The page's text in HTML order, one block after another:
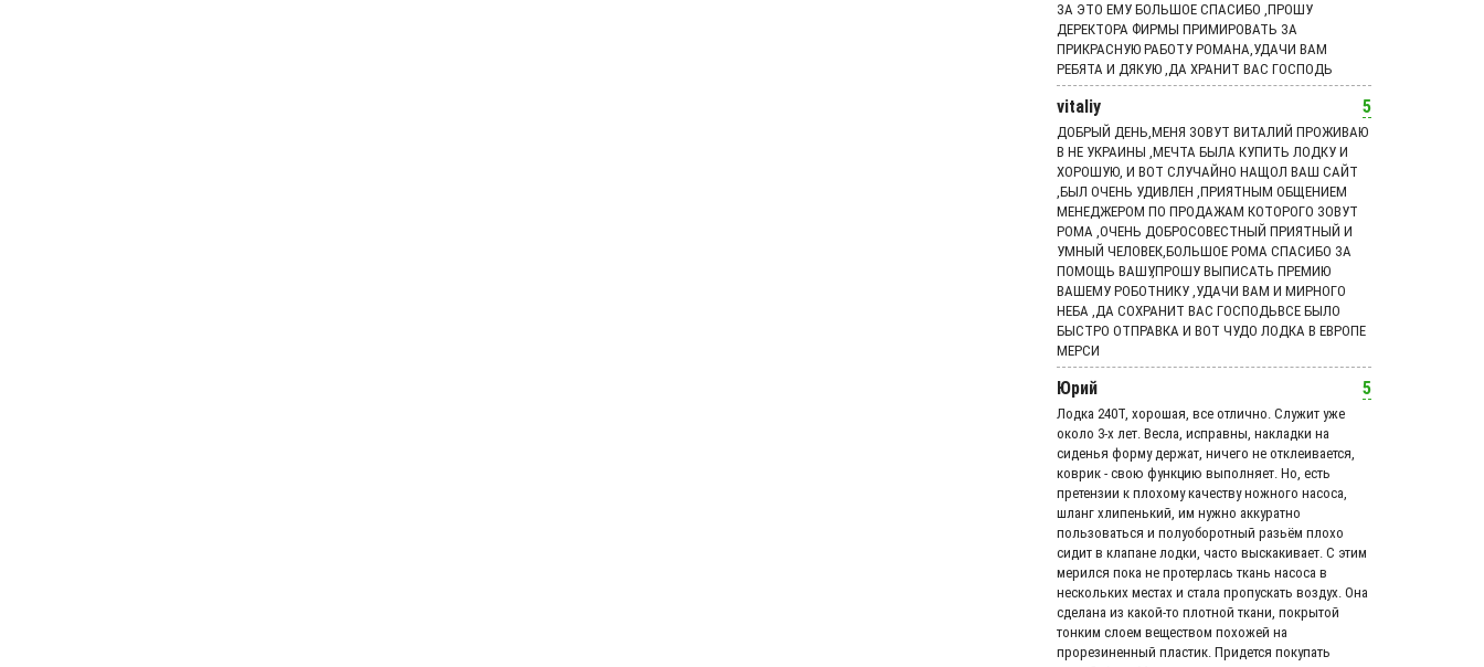
ЗА ЭТО ЕМУ БОЛЬШОЕ СПАСИБО ,ПРОШУ
ДЕРЕКТОРА ФИРМЫ ПРИМИРОВАТЬ ЗА
ПРИКРАСНУЮ РАБОТУ РОМАНА,УДАЧИ ВАМ
РЕБЯТА И ДЯКУЮ ,ДА ХРАНИТ ВАС ГОСПОДЬ
vitaliy 5
ДОБРЫЙ ДЕНЬ,МЕНЯ ЗОВУТ ВИТАЛИЙ ПРОЖИВАЮ
В НЕ УКРАИНЫ ,МЕЧТА БЫЛА КУПИТЬ ЛОДКУ И
ХОРОШУЮ, И ВОТ СЛУЧАЙНО НАЩОЛ ВАШ САЙТ
,БЫЛ ОЧЕНЬ УДИВЛЕН ,ПРИЯТНЫМ ОБЩЕНИЕМ
МЕНЕДЖЕРОМ ПО ПРОДАЖАМ КОТОРОГО ЗОВУТ
РОМА ,ОЧЕНЬ ДОБРОСОВЕСТНЫЙ ПРИЯТНЫЙ И
УМНЫЙ ЧЕЛОВЕК,БОЛЬШОЕ РОМА СПАСИБО ЗА
ПОМОЩЬ ВАШУ,ПРОШУ ВЫПИСАТЬ ПРЕМИЮ
ВАШЕМУ РОБОТНИКУ ,УДАЧИ ВАМ И МИРНОГО
НЕБА ,ДА СОХРАНИТ ВАС ГОСПОДЬВСЕ БЫЛО
БЫСТРО ОТПРАВКА И ВОТ ЧУДО ЛОДКА В ЕВРОПЕ
МЕРСИ
Юрий 5
Лодка 240Т, хорошая, все отлично. Служит уже
около 3-х лет. Весла, исправны, накладки на
сиденья форму держат, ничего не отклеивается,
коврик - свою функцию выполняет. Но, есть
претензии к плохому качеству ножного насоса,
шланг хлипенький, им нужно аккуратно
пользоваться и полуоборотный разьём плохо
сидит в клапане лодки, часто выскакивает. С этим
мерился пока не протерлась ткань насоса в
нескольких местах и стала пропускать воздух. Она
сделана из какой-то плотной ткани, покрытой
тонким слоем веществом похожей на
прорезиненный пластик. Придется покупать